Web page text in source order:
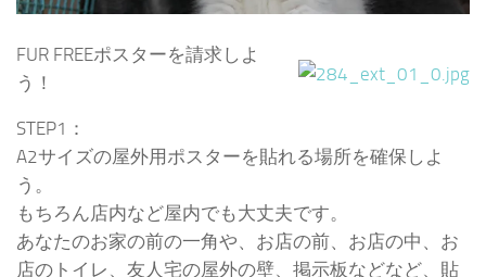
FUR FREEポスターを請求しよ
う！
STEP1：
A2サイズの屋外用ポスターを貼れる場所を確保しよ
う。
もちろん店内など屋内でも大丈夫です。
あなたのお家の前の一角や、お店の前、お店の中、お
店のトイレ、友人宅の屋外の壁、掲示板などなど、貼